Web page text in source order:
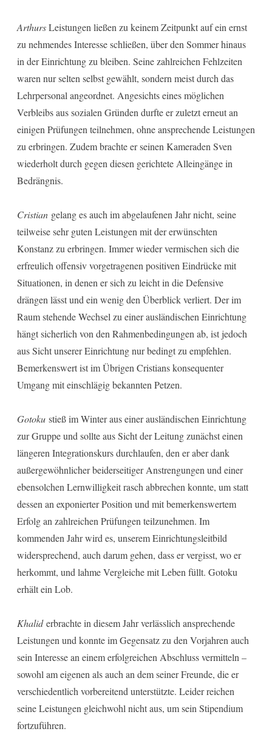
ArthursLeistungen ließen zu keinem Zeitpunkt auf ein ernst
zu nehmendes Interesse schließen, über den Sommer hinaus
in der Einrichtung zu bleiben. Seine zahlreichen Fehlzeiten
waren nur selten selbst gewählt, sondern meist durch das
Lehrpersonal angeordnet. Angesichts eines möglichen
Verbleibs aus sozialen Gründen durfte er zuletzt erneut an
einigen Prüfungen teilnehmen, ohne ansprechende Leistungen
zu erbringen. Zudem brachte er seinen Kameraden Sven
wiederholt durch gegen diesen gerichtete Alleingänge in
Bedrängnis.
Cristian gelang es auch im abgelaufenen Jahr nicht, seine
teilweise sehr guten Leistungen mit der erwünschten
Konstanz zu erbringen. Immer wieder vermischen sich die
erfreulich offensiv vorgetragenen positiven Eindrücke mit
Situationen, in denen er sich zu leicht in die Defensive
drängen lässt und ein wenig den Überblick verliert. Der im
Raum stehende Wechsel zu einer ausländischen Einrichtung
hängt sicherlich von den Rahmenbedingungen ab, ist jedoch
aus Sicht unserer Einrichtung nur bedingt zu empfehlen.
Bemerkenswert ist im Übrigen Cristians konsequenter
Umgang mit einschlägig bekannten Petzen.
Gotoku stieß im Winter aus einer ausländischen Einrichtung
zur Gruppe und sollte aus Sicht der Leitung zunächst einen
längeren Integrationskurs durchlaufen, den er aber dank
außergewöhnlicher beiderseitiger Anstrengungen und einer
ebensolchen Lernwilligkeit rasch abbrechen konnte, um statt
dessen an exponierter Position und mit bemerkenswertem
Erfolg an zahlreichen Prüfungen teilzunehmen. Im
kommenden Jahr wird es, unserem Einrichtungsleitbild
widersprechend, auch darum gehen, dass er vergisst, wo er
herkommt, und lahme Vergleiche mit Leben füllt. Gotoku
erhält ein Lob.
Khaliderbrachte in diesem Jahr verlässlich ansprechende
Leistungen und konnte im Gegensatz zu den Vorjahren auch
sein Interesse an einem erfolgreichen Abschluss vermitteln –
sowohl am eigenen als auch an dem seiner Freunde, die er
verschiedentlich vorbereitend unterstützte. Leider reichen
seine Leistungen gleichwohl nicht aus, um sein Stipendium
fortzuführen.